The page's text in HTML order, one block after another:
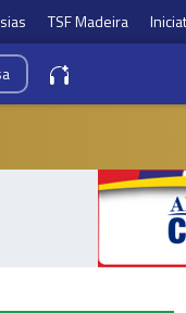
TSF Madeira